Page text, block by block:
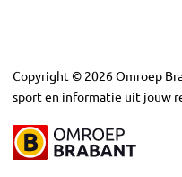
Copyright © 2026Omroep
sport en informatie uit jouw